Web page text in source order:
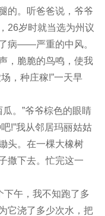
的。听爸爸说，爷爷
26岁时就当选为州议
病——严重的中风。
，脆脆的鸟鸣，使我
，种庄稼!”一天早
瓜。”爷爷棕色的眼睛
!”我从邻居玛丽姑姑
头。在一棵大橡树
撒下去。忙完这一
下午，我不知跑了多
它浇了多少次水，把